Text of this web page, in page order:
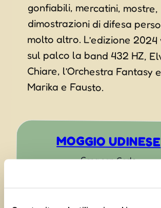
Marika e Fausto.
MOGGIO UDINESE
Casa san Carlo